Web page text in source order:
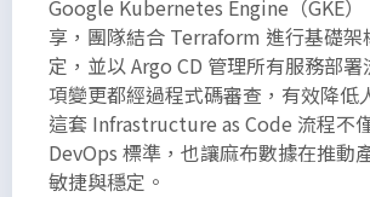
Google Kubernetes Engine（GKE
享，團隊結合 Terraform 進行基礎架
定，並以 Argo CD 管理所有服務部
項變更都經過程式碼審查，有效降低
這套 Infrastructure as Code 流程不
DevOps 標準，也讓麻布數據在推動
敏捷與穩定。